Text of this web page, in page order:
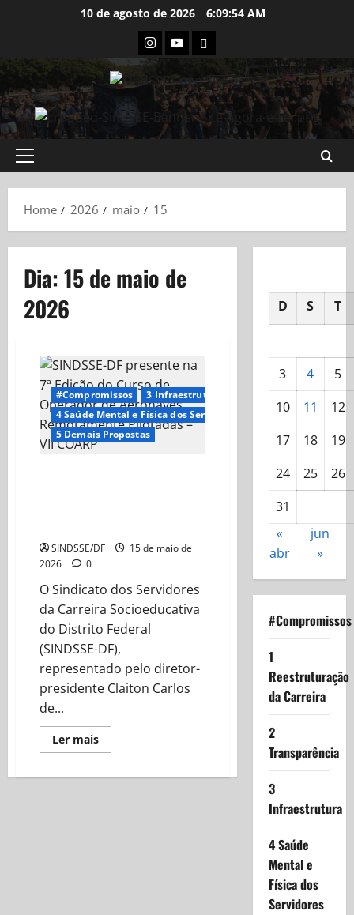
10 de agosto de 2026 6:09:55 AM
Instagram
YoutubeFlickr
Primary
Home
2026 maio 15
Dia:15 de maio de
2026
#Compromissos
3 Infraestrutura
4 Saúde Mental e Física dos Servidores
5 Demais Propostas
SINDSSE/DF
15 de maio de
2026
0
O Sindicato dos Servidores
da Carreira Socioeducativa
do Distrito Federal
(SINDSSE-DF),
representado pelo diretor-
presidente Claiton Carlos
de...
Ler maisRead
more
D S T
3 4
5
10
11
12
17
18
19
24
25
26
31
«
abr
jun
»
#Compromissos
1
Reestruturação
da Carreira
2
Transparência
3
Infraestrutura
4 Saúde
Mental e
Física dos
Servidores